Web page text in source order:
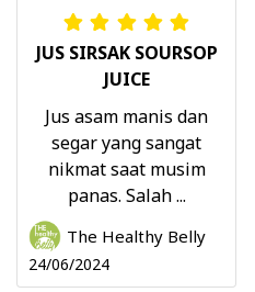
JUS SIRSAK SOURSOP
JUICE
Jus asam manis dan
segar yang sangat
nikmat saat musim
panas. Salah ...
The Healthy Belly
24/06/2024